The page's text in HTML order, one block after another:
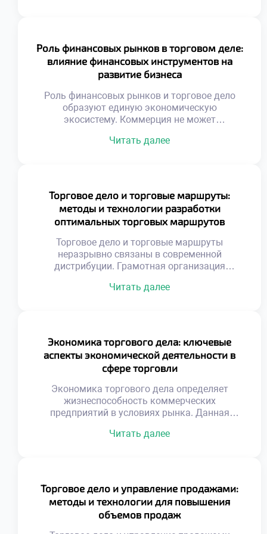
различия влияют на восприятие товаров. То,
что популярно дома, может не сработать за
рубежом. Понимание менталитета
иностранного […]
Роль финансовых рынков в торговом деле:
влияние финансовых инструментов на
развитие бизнеса
Роль финансовых рынков и торговое дело
образуют единую экономическую
экосистему. Коммерция не может
Денежные потоки питают товарные операции
деятельности. Инвестиции позволяют
расширять ассортимент и географию.
Хеджирование защищает маржу от внешних
шоков. Понимание рынка капитала отличает
предпринимателя от […]
Читать далее
Торговое дело и торговые маршруты:
методы и технологии разработки
оптимальных торговых маршрутов
Торговое дело и торговые маршруты
неразрывно связаны в современной
дистрибуции. Грамотная организация
бизнеса. Оптимизация путей снижает
уничтожают маржинальность продаж.
Геопозиционирование изменило принципы
планирования перевозок. Спутниковые
данные позволяют видеть ситуацию
мгновенно. Алгоритмы учитывают пробки и
погодные условия. Динамическая
корректировка курса экономит […]
Читать далее
Экономика торгового дела: ключевые
аспекты экономической деятельности в
сфере торговли
Экономика торгового дела определяет
жизнеспособность коммерческих
предприятий в условиях рынка. Данная
использования ограниченных ресурсов для
участника обмена. Торговая деятельность
представляет собой сложную систему
хозяйственных связей и отношений. Каждый
этап реализации товара сопряжен с
Читать далее
Торговое дело и управление продажами:
методы и технологии для повышения
объемов продаж